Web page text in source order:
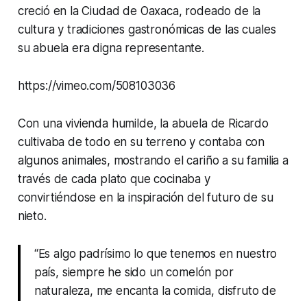
creció en la Ciudad de Oaxaca, rodeado de la
cultura y tradiciones gastronómicas de las cuales
su abuela era digna representante.
https://vimeo.com/508103036
Con una vivienda humilde, la abuela de Ricardo
cultivaba de todo en su terreno y contaba con
algunos animales, mostrando el cariño a su familia a
través de cada plato que cocinaba y
convirtiéndose en la inspiración del futuro de su
nieto.
“Es algo padrísimo lo que tenemos en nuestro
país, siempre he sido un comelón por
naturaleza, me encanta la comida, disfruto de